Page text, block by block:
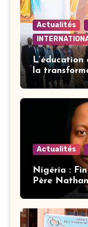
Actualités
la
Actualités
Nigéria :
Père
après trois